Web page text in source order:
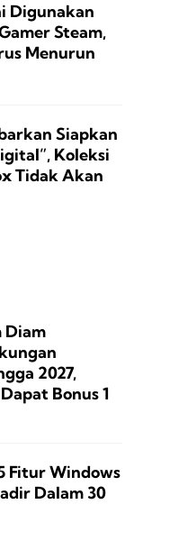
Digunakan
Steam,
Menurun
Siapkan
Koleksi
Tidak Akan
Diam
2027,
Bonus 1
Fitur Windows
Dalam 30